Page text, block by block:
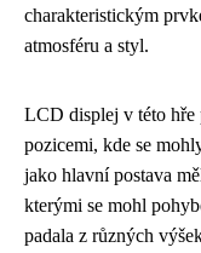
charakteristickým
atmosféru a styl.
LCD displej v této hře
pozicemi, kde se
jako hlavní postava
kterými se mohl
padala z různých